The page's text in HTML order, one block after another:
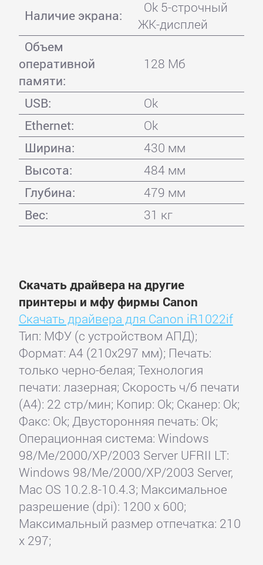
Наличие экрана:
Ok 5-строчный
ЖК-дисплей
Объем
оперативной
памяти:
128 Мб
USB:
Ok
Ethernet:
Ok
Ширина:
430 мм
Высота:
484 мм
Глубина:
479 мм
Вес:
31 кг
Скачать драйвера на другие
принтеры и мфу фирмы Canon
Скачать драйвера для Canon iR1022if
Тип: МФУ (с устройством АПД);
Формат: A4 (210x297 мм); Печать:
только черно-белая; Технология
печати: лазерная; Скорость ч/б печати
(А4): 22 стр/мин; Копир: Ok; Сканер: Ok;
Факс: Ok; Двусторонняя печать: Ok;
Операционная система: Windows
98/Me/2000/XP/2003 Server UFRII LT:
Windows 98/Me/2000/XP/2003 Server,
Mac OS 10.2.8-10.4.3; Максимальное
разрешение (dpi): 1200 x 600;
Максимальный размер отпечатка: 210
x 297;